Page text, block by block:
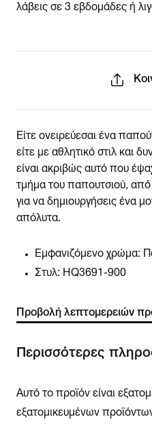
λάβεις σε 3 εβδομάδες ή
Είτε ονειρεύεσαι ένα
είτε με αθλητικό στιλ και
είναι ακριβώς αυτό που
τμήμα του παπουτσιού, από
για να δημιουργήσεις ένα
απόλυτα.
Εμφανιζόμενο χρώμα:
Στυλ: HQ3691-900
Προβολή λεπτομερειών
Περισσότερες
Αυτό το προϊόν είναι
εξατομικευμένων